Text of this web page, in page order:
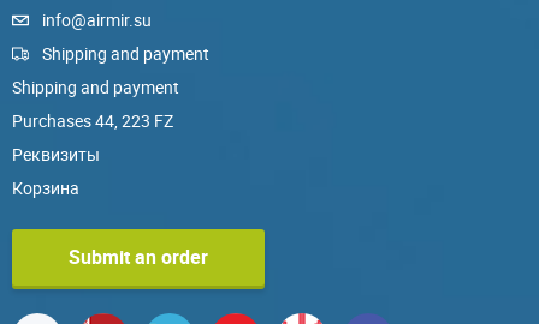
info@airmir.su
Shipping and payment
Shipping and payment
Purchases 44, 223 FZ
Реквизиты
Корзина
Submit an order